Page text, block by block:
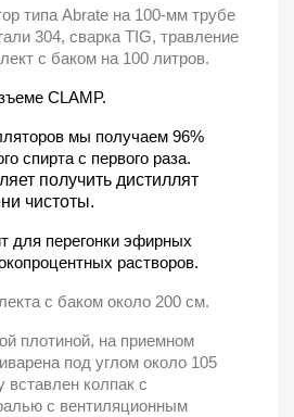
типа Abrate на 100-мм трубе
304, сварка TIG, травление
с баком на 100 литров.
CLAMP.
мы получаем 96%
спирта с первого раза.
получить дистиллят
чистоты.
для перегонки эфирных
растворов.
с баком около 200 см.
плотиной, на приемном
под углом около 105
вставлен колпак с
с вентиляционным